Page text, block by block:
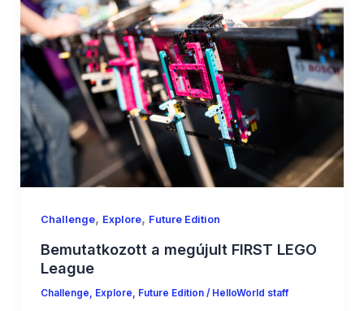
Challenge, Explore, Future Edition
Bemutatkozott a megújult FIRST LEGO
League
Challenge, Explore, Future Edition/ HelloWorld staff